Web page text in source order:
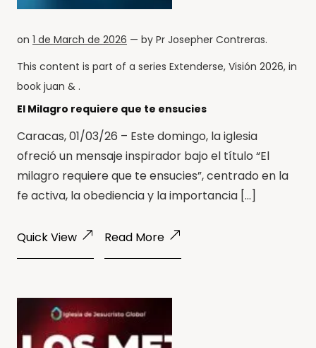
on 1 de March de 2026 — by Pr Josepher Contreras.
This content is part of a series Extenderse, Visión 2026, in
book juan & .
El Milagro requiere que te ensucies
Caracas, 01/03/26 – Este domingo, la iglesia
ofreció un mensaje inspirador bajo el título “El
milagro requiere que te ensucies”, centrado en la
fe activa, la obediencia y la importancia […]
Quick View Read More